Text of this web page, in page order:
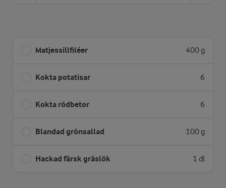
Matjessillfiléer 400 g
Kokta potatisar 6
Kokta rödbetor 6
Blandad grönsallad 100 g
Hackad färsk gräslök 1 dl